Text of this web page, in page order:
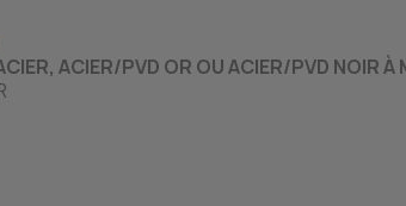
ACIER/PVD OR OU ACIER/PVD NOIR